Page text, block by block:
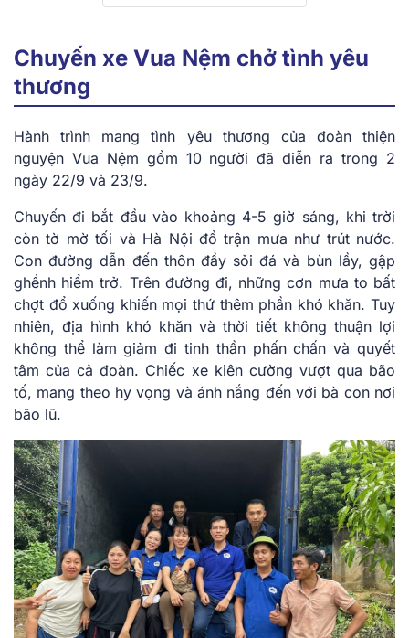
Chuyến xe Vua Nệm chở tình yêu
thương
Hành trình mang tình yêu thương của đoàn thiện
nguyện Vua Nệm gồm 10 người đã diễn ra trong 2
ngày 22/9 và 23/9.
Chuyến đi bắt đầu vào khoảng 4-5 giờ sáng, khi trời
còn tờ mờ tối và Hà Nội đổ trận mưa như trút nước.
Con đường dẫn đến thôn đầy sỏi đá và bùn lầy, gập
ghềnh hiểm trở. Trên đường đi, những cơn mưa to bất
chợt đổ xuống khiến mọi thứ thêm phần khó khăn. Tuy
nhiên, địa hình khó khăn và thời tiết không thuận lợi
không thể làm giảm đi tinh thần phấn chấn và quyết
tâm của cả đoàn. Chiếc xe kiên cường vượt qua bão
tố, mang theo hy vọng và ánh nắng đến với bà con nơi
bão lũ.